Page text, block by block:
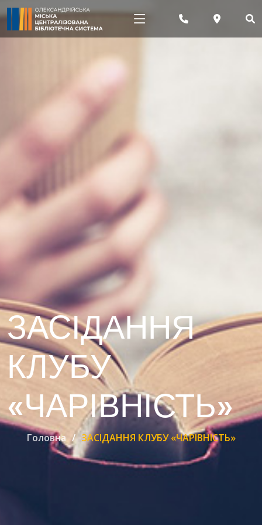
ЗАСІДАННЯ
КЛУБУ
«ЧАРІВНІСТЬ»
Головна ЗАСІДАННЯ КЛУБУ «ЧАРІВНІСТЬ»